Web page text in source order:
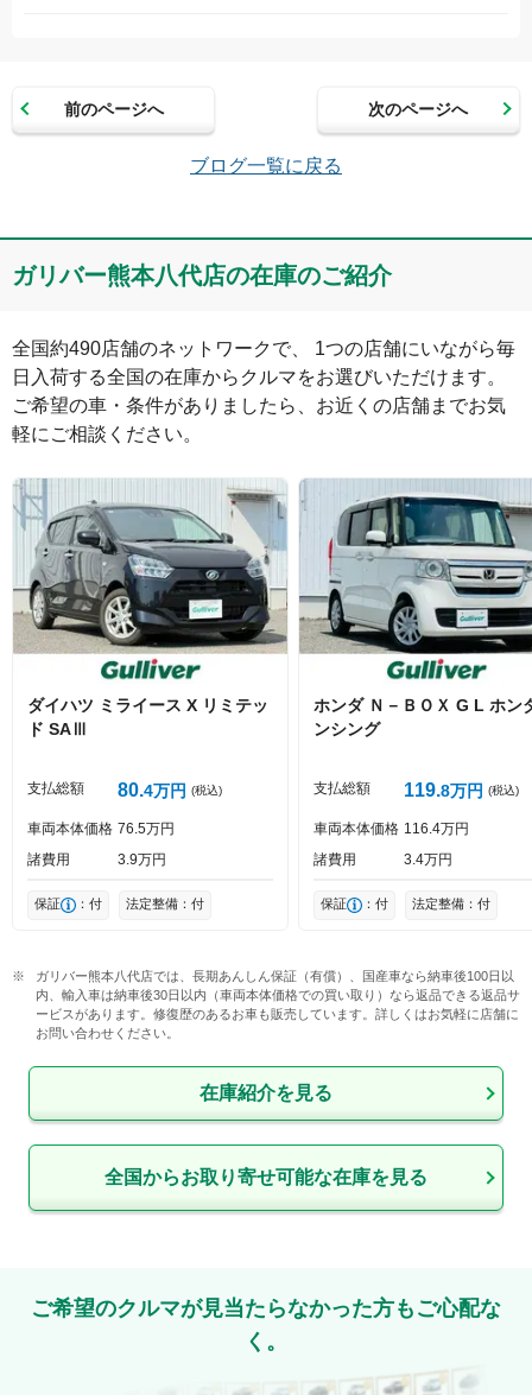
メールアドレス（半角英数）
コメント
絵文字は投稿時に削除します 0 文字/140文字
Captcha
前のページへ 次のページへ
ブログ一覧に戻る
ガリバー熊本八代店の在庫のご紹介
全国約490店舗のネットワークで、 1つの店舗にいながら毎
日入荷する全国の在庫からクルマをお選びいただけます。
ご希望の車・条件がありましたら、お近くの店舗までお気
軽にご相談ください。
ダイハツ ミライース X リミテッ
ド SAⅢ
支払総額 80 4万円 (税込)
車両本体価格 76 5万円
諸費用
3 9万円
保証 ：付 法定整備：付
ホンダ Ｎ－ＢＯＸ G L ホン
ンシング
支払総額 119 8万円 (税込)
車両本体価格 116 4万円
諸費用
3 4万円
保証 ：付 法定整備：付
ガリバー熊本八代店では、長期あんしん保証（有償）、国産車なら納車後100日以
内、輸入車は納車後30日以内（車両本体価格での買い取り）なら返品できる返品サ
ービスがあります。修復歴のあるお車も販売しています。詳しくはお気軽に店舗に
お問い合わせください。
在庫紹介を見る
全国からお取り寄せ可能な在庫を見る
ご希望のクルマが見当たらなかった方もご心配な
く。